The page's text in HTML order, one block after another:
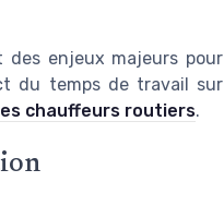
enjeux majeurs pour
du temps de travail sur
chauffeurs routiers.